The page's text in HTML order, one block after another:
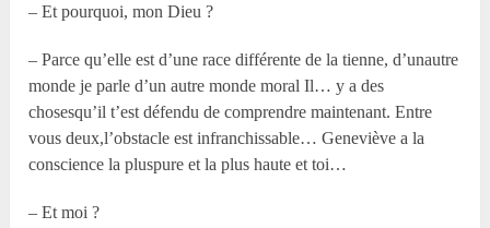
– Et pourquoi, mon Dieu ?
– Parce qu’elle est d’une race différente de la tienne, d’unautre
monde je parle d’un autre monde moral Il… y a des
chosesqu’il t’est défendu de comprendre maintenant. Entre
vous deux,l’obstacle est infranchissable… Geneviève a la
conscience la pluspure et la plus haute et toi…
– Et moi ?